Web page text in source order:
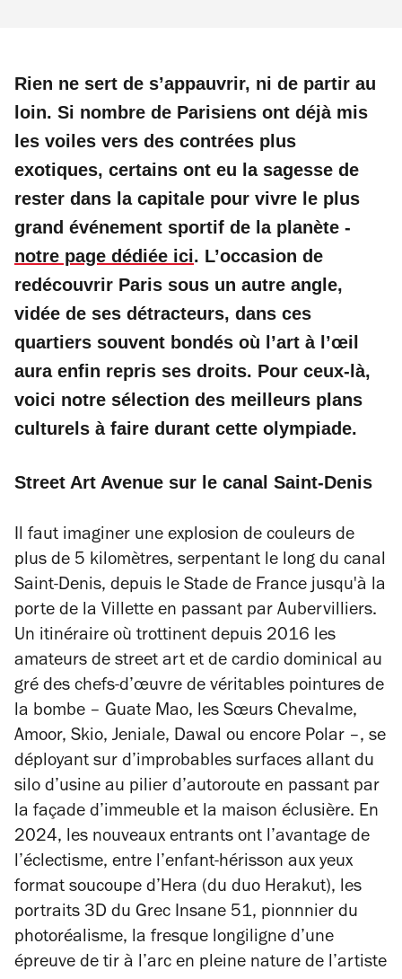
Rien ne sert de s’appauvrir, ni de partir au
loin. Si nombre de Parisiens ont déjà mis
les voiles vers des contrées plus
exotiques, certains ont eu la sagesse de
rester dans la capitale pour vivre le plus
grand événement sportif de la planète -
notre page dédiée ici. L’occasion de
redécouvrir Paris sous un autre angle,
vidée de ses détracteurs, dans ces
quartiers souvent bondés où l’art à l’œil
aura enfin repris ses droits. Pour ceux-là,
voici notre sélection des meilleurs plans
culturels à faire durant cette olympiade.
Street Art Avenue sur le canal Saint-Denis
Il faut imaginer une explosion de couleurs de
plus de 5 kilomètres, serpentant le long du canal
Saint-Denis, depuis le Stade de France jusqu'à la
porte de la Villette en passant par Aubervilliers.
Un itinéraire où trottinent depuis 2016 les
amateurs de street art et de cardio dominical au
gré des chefs-d’œuvre de véritables pointures de
la bombe – Guate Mao, les Sœurs Chevalme,
Amoor, Skio, Jeniale, Dawal ou encore Polar –, se
déployant sur d’improbables surfaces allant du
silo d’usine au pilier d’autoroute en passant par
la façade d’immeuble et la maison éclusière. En
2024, les nouveaux entrants ont l’avantage de
l’éclectisme, entre l’enfant-hérisson aux yeux
format soucoupe d’Hera (du duo Herakut), les
portraits 3D du Grec Insane 51, pionnnier du
photoréalisme, la fresque longiligne d’une
épreuve de tir à l’arc en pleine nature de l’artiste